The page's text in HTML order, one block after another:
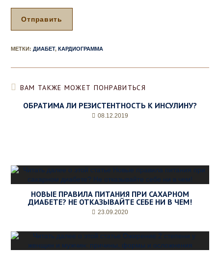
,
е
ь
ж
в
р
е
е
Отправить
МЕТКИ:ДИАБЕТ, КАРДИОГРАММА
ВАМ ТАКЖЕ МОЖЕТ ПОНРАВИТЬСЯ
ОБРАТИМА ЛИ РЕЗИСТЕНТНОСТЬ К ИНСУЛИНУ?
08.12.2019
НОВЫЕ ПРАВИЛА ПИТАНИЯ ПРИ САХАРНОМ
ДИАБЕТЕ? НЕ ОТКАЗЫВАЙТЕ СЕБЕ НИ В ЧЕМ!
23.09.2020